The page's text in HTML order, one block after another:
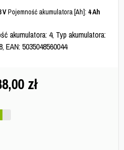
VPojemność akumulatora [Ah]: 4 Ah
akumulatora: 4, Typ akumulatora:
EAN: 5035048560044
zł